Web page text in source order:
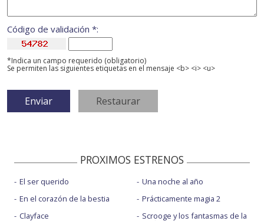
Código de validación *:
*Indica un campo requerido (obligatorio)
Se permiten las siguientes etiquetas en el mensaje <b> <i> <u>
PROXIMOS ESTRENOS
El ser querido
En el corazón de la bestia
Clayface
Una noche al año
Prácticamente magia 2
Scrooge y los fantasmas de la